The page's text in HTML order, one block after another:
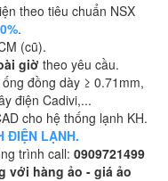
theo tiêu chuẩn NSX
.
(cũ).
giờ theo yêu cầu.
đồng dày ≥ 0.71mm,
điện Cadivi,...
cho hệ thống lạnh KH.
ĐIỆN LẠNH.
trình call: 0909721499
với hàng ảo - giá ảo